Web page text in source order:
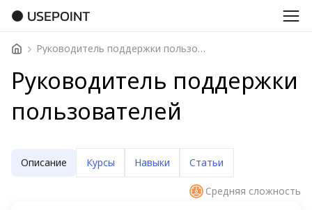
USEPOINT
Руководитель поддержки пользователей
Руководитель поддержки
пользователей
Описание Курсы Навыки Статьи
Средняя сложность